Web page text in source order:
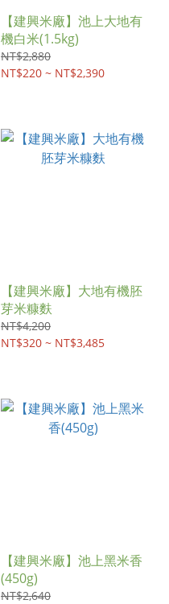
【建興米廠】池上大地有
機白米(1.5kg)
NT$2,880
NT$220 ~ NT$2,390
【建興米廠】大地有機胚
芽米糠麩
NT$4,200
NT$320 ~ NT$3,485
【建興米廠】池上黑米香
(450g)
NT$2,640